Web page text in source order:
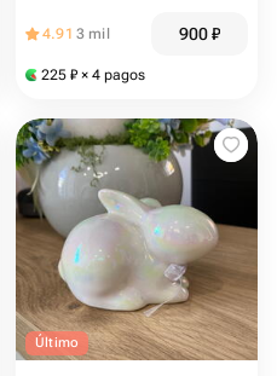
4.91 3 mil 900₽
225 ₽ × 4 pagos
Último